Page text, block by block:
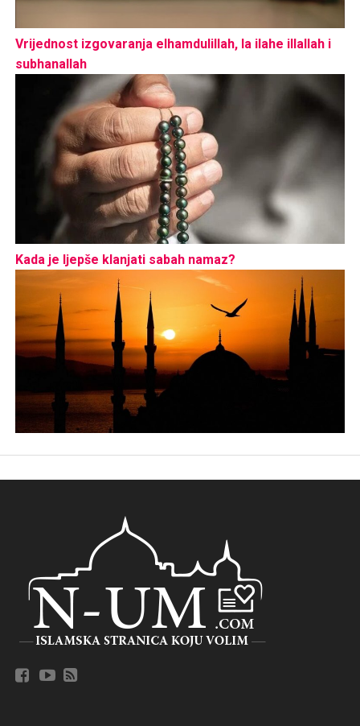
Vrijednost izgovaranja elhamdulillah, la ilahe illallah i
subhanallah
Kada je ljepše klanjati sabah namaz?